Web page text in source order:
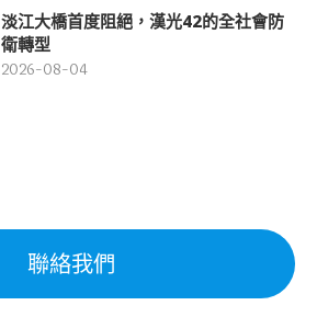
淡江大橋首度阻絕，漢光42的全社會防
衛轉型
2026-08-04
聯絡我們